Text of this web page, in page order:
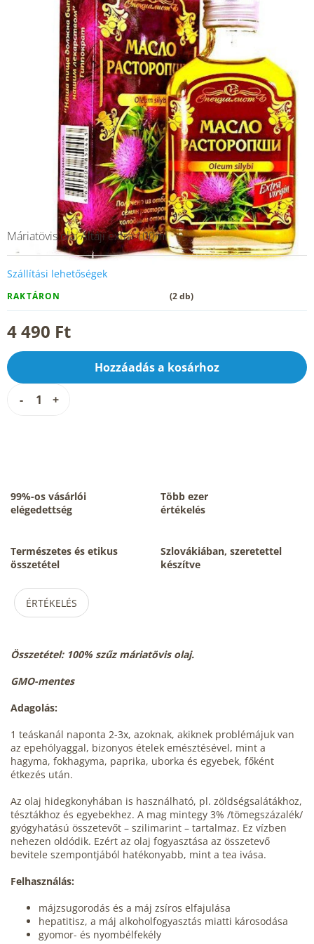
4 490 Ft
RAKTÁRON (2 db)
Szállítási lehetőségek
Hozzáadás a kosárhoz
Máriatövis olaj Altáji extra 100ml
99%-os vásárlói
elégedettség
Több ezer
értékelés
Természetes és etikus
összetétel
Szlovákiában, szeretettel
készítve
ÉRTÉKELÉS
Összetétel: 100% szűz máriatövis olaj.
GMO-mentes
Adagolás:
1 teáskanál naponta 2-3x, azoknak, akiknek problémájuk van
az epehólyaggal, bizonyos ételek emésztésével, mint a
hagyma, fokhagyma, paprika, uborka és egyebek, főként
étkezés után.
Az olaj hidegkonyhában is használható, pl. zöldségsalátákhoz,
tésztákhoz és egyebekhez. A mag mintegy 3% /tömegszázalék/
gyógyhatású összetevőt – szilimarint – tartalmaz. Ez vízben
nehezen oldódik. Ezért az olaj fogyasztása az összetevő
bevitele szempontjából hatékonyabb, mint a tea ivása.
Felhasználás:
májzsugorodás és a máj zsíros elfajulása
hepatitisz, a máj alkoholfogyasztás miatti károsodása
gyomor- és nyombélfekély